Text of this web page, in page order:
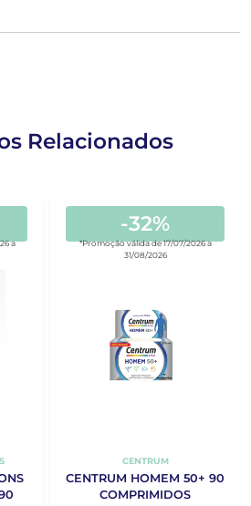
Relacionados
a
-32%
*Promoção válida de 17/07/2026 a
31/08/2026
CENTRUM
CENTRUM HOMEM 50+ 90
COMPRIMIDOS